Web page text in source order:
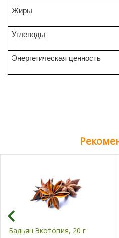
Жиры
Углеводы
Энергетическая ценность
Бадьян Экотопия, 20 г